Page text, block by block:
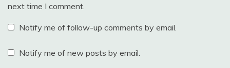
next time I comment.
Notify me of follow-up comments by email.
Notify me of new posts by email.